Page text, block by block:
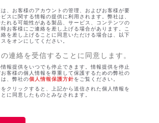
、お客様のアカウントの管理、およびお客様が要
スに関する情報の提供に利用されます。弊社は、
れる可能性がある製品、サービス、コンテンツの
お客様にご連絡を差し上げる場合があります。こ
を差し上げることに同意いただける場合は、以下
をオンにしてください。
連絡を受信することに同意します。
報提供をいつでも停止できます。情報提供を停止
客様の個人情報を尊重して保護するための弊社の
、弊社の個人情報保護方針をご覧ください。
クリックすると、上記から送信された個人情報を
に同意したものとみなされます。